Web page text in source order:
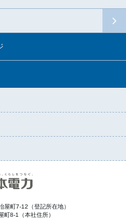
屋町7-12（登記所在地）
町8-1（本社住所）